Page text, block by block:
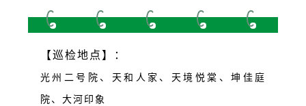
【巡检地点】：
光州二号院、天和人家、天境悦棠、坤佳庭
院、大河印象